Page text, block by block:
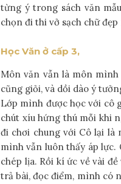
từng ý trong sách văn
chọn đi thi vở sạch chữ
Học Văn ở cấp 3,
Môn văn vẫn là môn
cũng giỏi, và dồi dào ý
Lớp mình được học với cô
chút xíu hứng thú mỗi khi
đi chơi chung với Cô lại là
mình vẫn luôn thấy áp lực.
chép lịa. Rồi kí ức về vài
trả bài, đọc điểm, mình có